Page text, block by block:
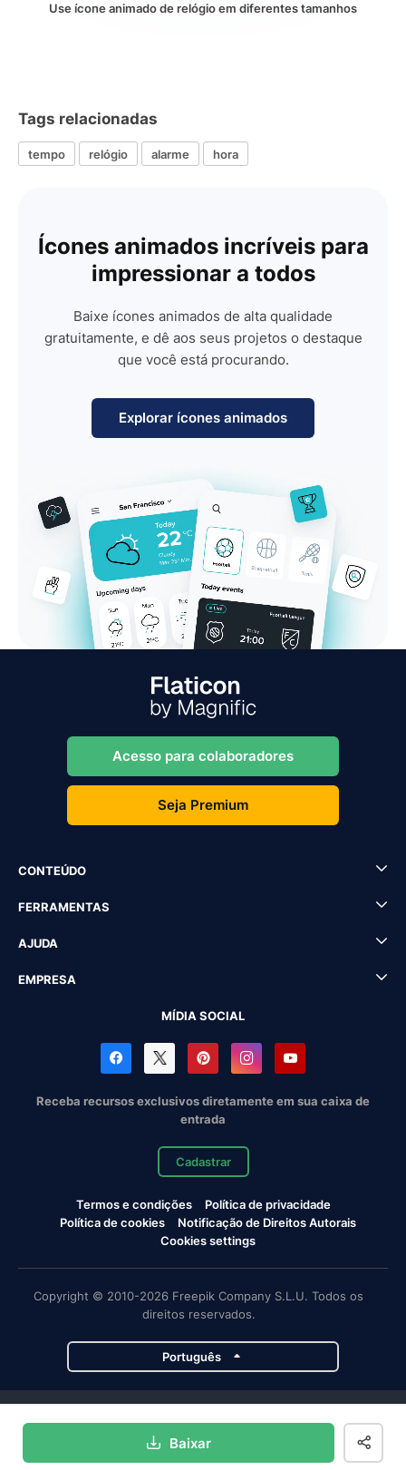
Baixar
Use ícone animado de relógio em diferentes tamanhos
Tags relacionadas
tempo relógio alarme hora
Ícones animados incríveis para
impressionar a todos
Baixe ícones animados de alta qualidade
gratuitamente, e dê aos seus projetos o destaque
que você está procurando.
Explorar ícones animados
Acesso para colaboradores
Seja Premium
CONTEÚDO
FERRAMENTAS
AJUDA
EMPRESA
MÍDIA SOCIAL
Receba recursos exclusivos diretamente em sua caixa de
entrada
Cadastrar
Termos e condições
Política de privacidade
Política de cookies
Notificação de Direitos Autorais
Cookies settings
Copyright © 2010-2026 Freepik Company S.L.U. Todos os
direitos reservados.
Português
Magnific Flaticon